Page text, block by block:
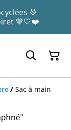
💚
💙🤍❤️
/ Sac à main